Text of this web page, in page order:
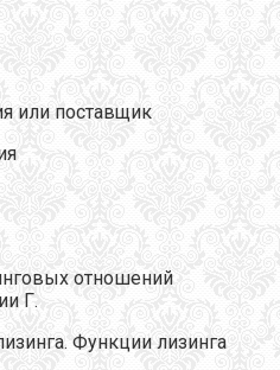
или поставщик
отношений
Г.
Функции лизинга